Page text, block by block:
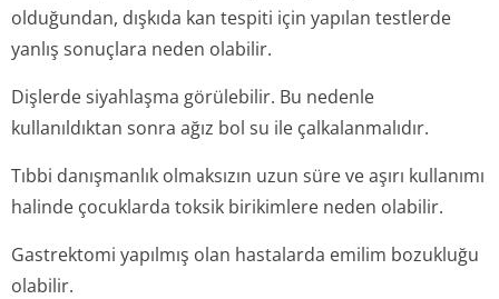
olduğundan, dışkıda kan tespiti için yapılan testlerde
yanlış sonuçlara neden olabilir.
Dişlerde siyahlaşma görülebilir. Bu nedenle
kullanıldıktan sonra ağız bol su ile çalkalanmalıdır.
Tıbbi danışmanlık olmaksızın uzun süre ve aşırı kullanımı
halinde çocuklarda toksik birikimlere neden olabilir.
Gastrektomi yapılmış olan hastalarda emilim bozukluğu
olabilir.